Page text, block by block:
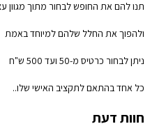
תנו להם את החופש לבחור מתוך מגוון
ולהפוך את החלל שלהם למיוחד באמת
ניתן לבחור כרטיס מ-50 ועד 500 ש"ח
כל אחד בהתאם לתקציב האישי שלו..
חוות דעת